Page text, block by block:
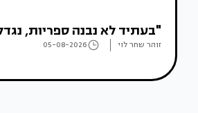
"בעתיד לא נבנה ספריות,
זוהר שחר לוי 05-08-2026